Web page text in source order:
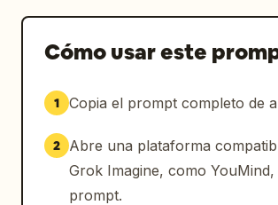
Cómo usar este
1 Copia el prompt completo de
2
Abre una plataforma
Grok Imagine, como
prompt.